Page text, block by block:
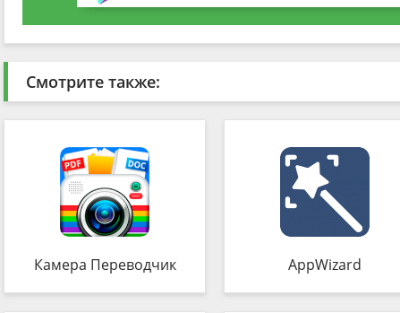
Смотрите также:
Камера Переводчик AppWizard